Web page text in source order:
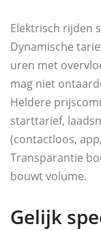
Elektrisch rijden
Dynamische
uren met
mag niet
Heldere
starttarief,
(contactloos,
Transparantie
bouwt volume.
Gelijk